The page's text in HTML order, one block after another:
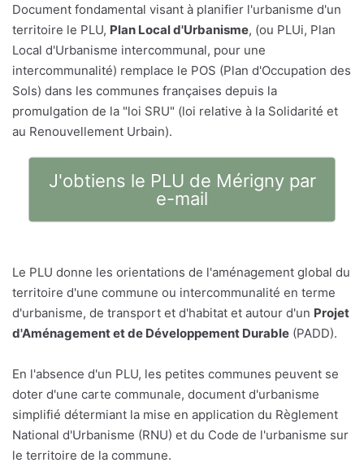
Document fondamental visant à planifier l'urbanisme d'un
territoire le PLU, Plan Local d'Urbanisme, (ou PLUi, Plan
Local d'Urbanisme intercommunal, pour une
intercommunalité) remplace le POS (Plan d'Occupation des
Sols) dans les communes françaises depuis la
promulgation de la "loi SRU" (loi relative à la Solidarité et
au Renouvellement Urbain).
J'obtiens le PLU de Mérigny par
e-mail
Le PLU donne les orientations de l'aménagement global du
territoire d'une commune ou intercommunalité en terme
d'urbanisme, de transport et d'habitat et autour d'un Projet
d'Aménagement et de Développement Durable (PADD).
En l'absence d'un PLU, les petites communes peuvent se
doter d'une carte communale, document d'urbanisme
simplifié détermiant la mise en application du Règlement
National d'Urbanisme (RNU) et du Code de l'urbanisme sur
le territoire de la commune.